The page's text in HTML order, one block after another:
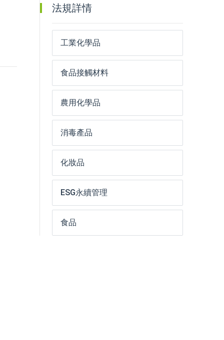
法規詳情
工業化學品
食品接觸材料
農用化學品
消毒產品
化妝品
ESG永續管理
食品